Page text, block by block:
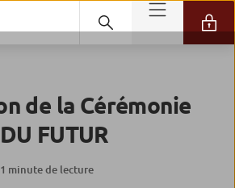
de la Cérémonie
FUTUR
minute de lecture